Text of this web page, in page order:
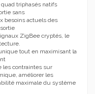
triphasés natifs
sans
besoins actuels des
ZigBee cryptés, le
tout en maximisant la
les contraintes sur
améliorer les
maximale du système